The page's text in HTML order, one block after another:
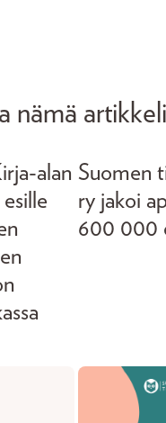
nämä
alan Suomen
ry jakoi
600 000